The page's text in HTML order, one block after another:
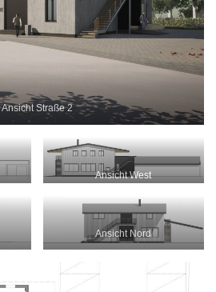
Ansicht Straße 2
Ansicht West
Ansicht Nord